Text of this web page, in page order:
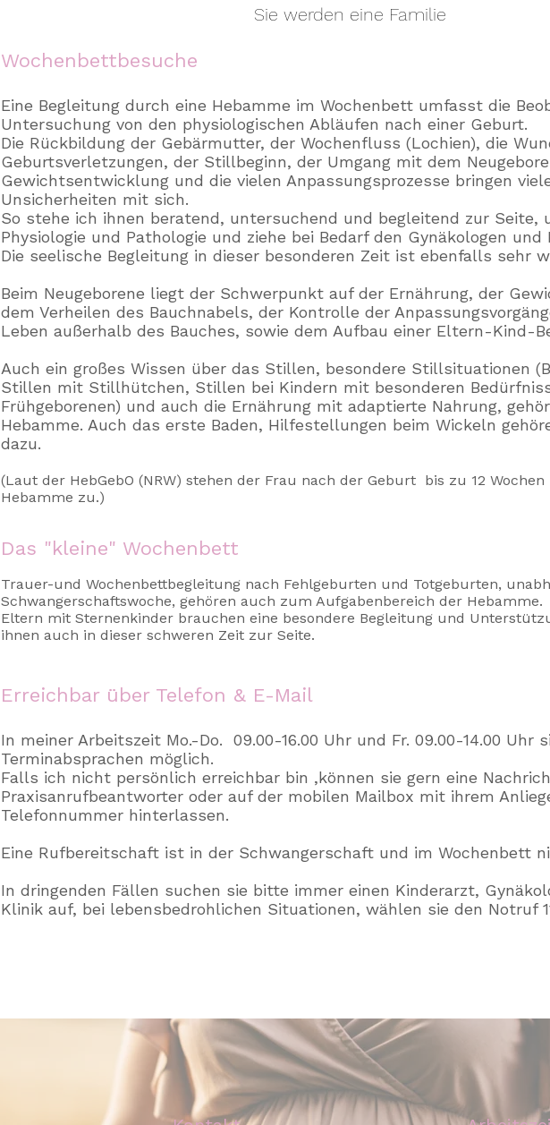
Sie werden eine Familie
Wochenbettbesuche
Eine Begleitung durch eine Hebamme im Wochenbett umfasst die B
Untersuchung von den physiologischen Abläufen nach einer Geburt.
Die Rückbildung der Gebärmutter, der Wochenfluss (Lochien), die
Geburtsverletzungen, der Stillbeginn, der Umgang mit dem
Gewichtsentwicklung und die vielen Anpassungsprozesse bringen
Unsicherheiten mit sich.
So stehe ich ihnen beratend, untersuchend und begleitend zur Seite,
Physiologie und Pathologie und ziehe bei Bedarf den Gynäkologen
Die seelische Begleitung in dieser besonderen Zeit ist ebenfalls sehr
Beim Neugeborene liegt der Schwerpunkt auf der Ernährung, der
dem Verheilen des Bauchnabels, der Kontrolle der
Leben außerhalb des Bauches, sowie dem Aufbau einer Eltern-Kind-
Auch ein großes Wissen über das Stillen, besondere Stillsituationen
Stillen mit Stillhütchen, Stillen bei Kindern mit besonderen
Frühgeborenen) und auch die Ernährung mit adaptierte Nahrung,
Hebamme. Auch das erste Baden, Hilfestellungen beim Wickeln
dazu.
​(Laut der HebGebO (NRW) stehen der Frau nach der Geburt bis zu 12
Hebamme zu.)
Das "kleine" Wochenbett
Trauer-und Wochenbettbegleitung nach Fehlgeburten und Totgeburten,
Schwangerschaftswoche, gehören auch zum Aufgabenbereich der Hebamme.
Eltern mit Sternenkinder brauchen eine besondere Begleitung und
ihnen auch in dieser schweren Zeit zur Seite.
Erreichbar über Telefon & E-Mail
In meiner Arbeitszeit Mo.-Do. 09.00-16.00 Uhr und Fr. 09.00-14.00 Uhr
Terminabsprachen möglich.
Falls ich nicht persönlich erreichbar bin ,können sie gern eine
Praxisanrufbeantworter oder auf der mobilen Mailbox mit ihrem
Telefonnummer hinterlassen.
Eine Rufbereitschaft ist in der Schwangerschaft und im Wochenbett
In dringenden Fällen suchen sie bitte immer einen Kinderarzt,
Klinik auf, bei lebensbedrohlichen Situationen, wählen sie den Notruf